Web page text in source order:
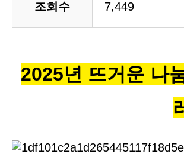
조회수 7,449
2025년 뜨거운 나